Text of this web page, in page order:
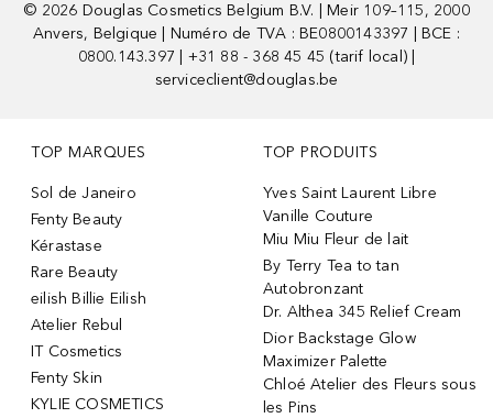
© 2026 Douglas Cosmetics Belgium B.V. | Meir 109–115, 2000
Anvers, Belgique | Numéro de TVA : BE0800143397 | BCE :
0800.143.397 | +31 88 - 368 45 45 (tarif local) |
serviceclient@douglas.be
TOP MARQUES
Sol de Janeiro
Fenty Beauty
Kérastase
Rare Beauty
eilish Billie Eilish
Atelier Rebul
IT Cosmetics
Fenty Skin
KYLIE COSMETICS
TOP PRODUITS
Yves Saint Laurent Libre
Vanille Couture
Miu Miu Fleur de lait
By Terry Tea to tan
Autobronzant
Dr. Althea 345 Relief Cream
Dior Backstage Glow
Maximizer Palette
Chloé Atelier des Fleurs sous
les Pins